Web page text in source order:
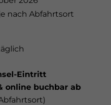
nach Abfahrtsort
Eintritt
online buchbar ab